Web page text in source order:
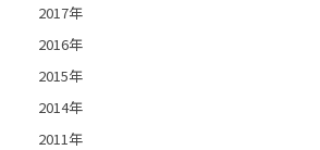
2017年
2016年
2015年
2014年
2011年